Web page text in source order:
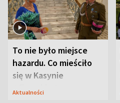
To nie było miejsce
hazardu. Co mieściło
się w Kasynie
Oficerskim?
Aktualności